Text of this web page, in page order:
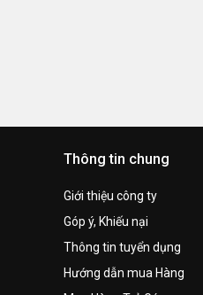
Thông tin chung
Giới thiệu công ty
Góp ý, Khiếu nại
Thông tin tuyển dụng
Hướng dẫn mua Hàng